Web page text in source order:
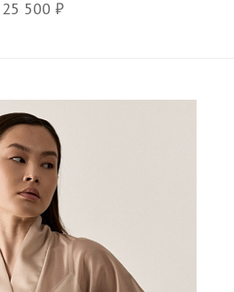
25 500 ₽